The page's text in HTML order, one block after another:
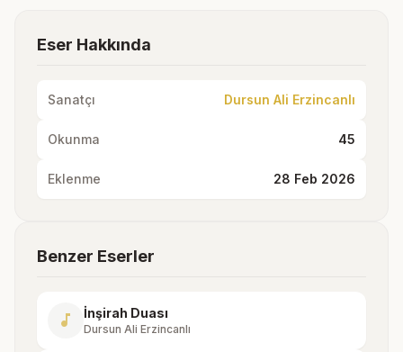
Eser Hakkında
Sanatçı Dursun Ali Erzincanlı
Okunma 45
Eklenme 28 Feb 2026
Benzer Eserler
music_note İnşirah Duası
Dursun Ali Erzincanlı